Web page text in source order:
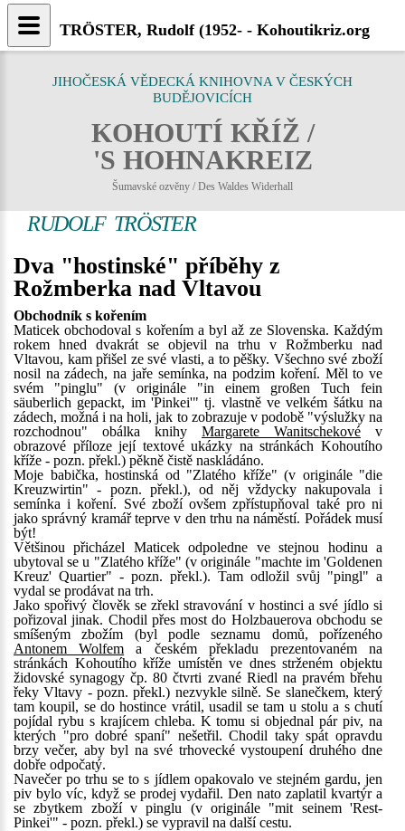
JIHOČESKÁ VĚDECKÁ KNIHOVNA V ČESKÝCH
BUDĚJOVICÍCH
KOHOUTÍ KŘÍŽ /
'S HOHNAKREIZ
Šumavské ozvěny / Des Waldes Widerhall
RUDOLF TRÖSTER
Dva "hostinské" příběhy z
Rožmberka nad Vltavou
Obchodník s kořením
Maticek obchodoval s kořením a byl až ze Slovenska. Každým
rokem hned dvakrát se objevil na trhu v Rožmberku nad
Vltavou, kam přišel ze své vlasti, a to pěšky. Všechno své zboží
nosil na zádech, na jaře semínka, na podzim koření. Měl to ve
svém "pinglu" (v originále "in einem großen Tuch fein
säuberlich gepackt, im 'Pinkei'" tj. vlastně ve velkém šátku na
zádech, možná i na holi, jak to zobrazuje v podobě "výslužky na
rozchodnou" obálka knihy Margarete Wanitschekové v
obrazové příloze její textové ukázky na stránkách Kohoutího
kříže - pozn. překl.) pěkně čistě naskládáno.
Moje babička, hostinská od "Zlatého kříže" (v originále "die
Kreuzwirtin" - pozn. překl.), od něj vždycky nakupovala i
semínka i koření. Své zboží ovšem zpřístupňoval také pro ni
jako správný kramář teprve v den trhu na náměstí. Pořádek musí
být!
Většinou přicházel Maticek odpoledne ve stejnou hodinu a
ubytoval se u "Zlatého kříže" (v originále "machte im 'Goldenen
Kreuz' Quartier" - pozn. překl.). Tam odložil svůj "pingl" a
vydal se prodávat na trh.
Jako spořivý člověk se zřekl stravování v hostinci a své jídlo si
pořizoval jinak. Chodil přes most do Holzbauerova obchodu se
smíšeným zbožím (byl podle seznamu domů, pořízeného
Antonem Wolfem a českém překladu prezentovaném na
stránkách Kohoutího kříže umístěn ve dnes strženém objektu
židovské synagogy čp. 80 čtvrti zvané Riedl na pravém břehu
řeky Vltavy - pozn. překl.) nezvykle silně. Se slanečkem, který
tam koupil, se do hostince vrátil, usadil se tam u stolu a s chutí
pojídal rybu s krajícem chleba. K tomu si objednal pár piv, na
kterých "pro dobré spaní" nešetřil. Chodil taky spát opravdu
brzy večer, aby byl na své trhovecké vystoupení druhého dne
dobře odpočatý.
Navečer po trhu se to s jídlem opakovalo ve stejném gardu, jen
piv bylo víc, když se prodej vydařil. Den nato zaplatil kvartýr a
se zbytkem zboží v pinglu (v originále "mit seinem 'Rest-
Pinkei'" - pozn. překl.) se vypravil na další cestu.
TRÖSTER, Rudolf (1952- - Kohoutikriz.org